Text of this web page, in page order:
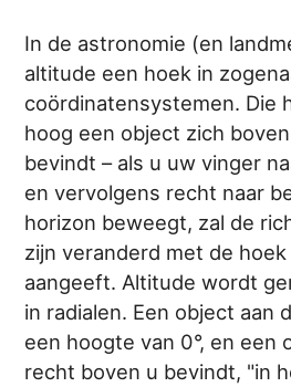
In de astronomie (en
altitude een hoek in
coördinatensystemen. Die
hoog een object zich
bevindt – als u uw vinger
en vervolgens recht naar
horizon beweegt, zal de
zijn veranderd met de
aangeeft. Altitude wordt
in radialen. Een object aan
een hoogte van 0°, en een
recht boven u bevindt, "in